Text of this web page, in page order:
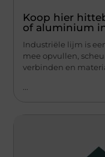
Koop hier
of aluminium
Industriële lijm is
mee opvullen,
verbinden en